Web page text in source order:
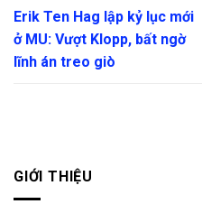
Erik Ten Hag lập kỷ lục mới
ở MU: Vượt Klopp, bất ngờ
lĩnh án treo giò
GIỚI THIỆU